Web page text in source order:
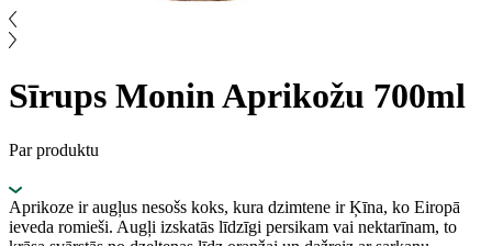
Sīrups Monin Aprikožu 700ml
Par produktu
Aprikoze ir augļus nesošs koks, kura dzimtene ir Ķīna, ko Eiropā
ieveda romieši. Augļi izskatās līdzīgi persikam vai nektarīnam, to